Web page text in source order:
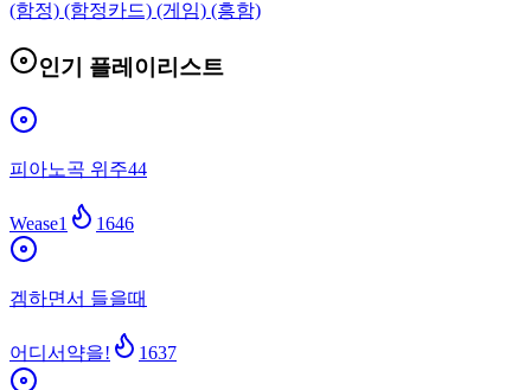
(함정) (함정카드) (게임) (흥함)
인기 플레이리스트
피아노곡 위주44
Wease1 1646
겜하면서 들을때
어디서약을! 1637